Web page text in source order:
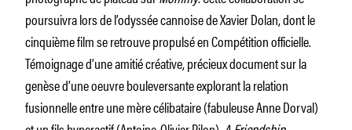
poursuivra lors de l’odyssée cannoise de Xavier Dolan, dont le
cinquième film se retrouve propulsé en Compétition officielle.
Témoignage d’une amitié créative, précieux document sur la
genèse d’une oeuvre bouleversante explorant la relation
fusionnelle entre une mère célibataire (fabuleuse Anne Dorval)